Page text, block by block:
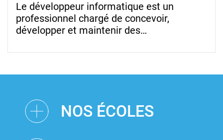
Le développeur informatique est un
professionnel chargé de concevoir,
développer et maintenir des…
NOS ÉCOLES